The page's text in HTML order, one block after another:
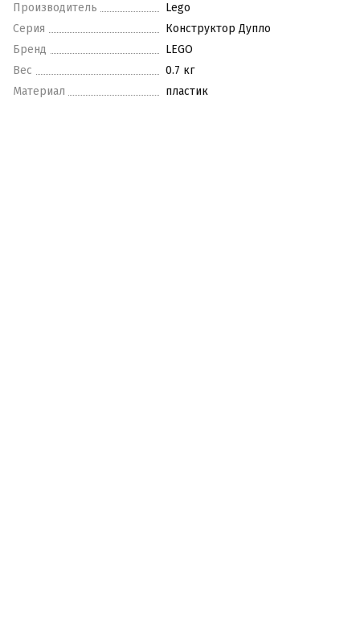
Производитель
Lego
Серия
Конструктор Дупло
Бренд
LEGO
Вес
0.7 кг
Материал
пластик